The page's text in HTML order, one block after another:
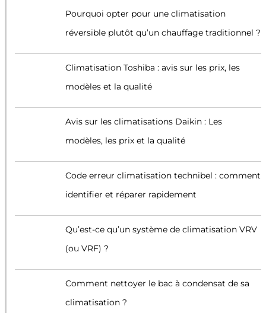
Pourquoi opter pour une climatisation
réversible plutôt qu’un chauffage traditionnel ?
Climatisation Toshiba : avis sur les prix, les
modèles et la qualité
Avis sur les climatisations Daikin : Les
modèles, les prix et la qualité
Code erreur climatisation technibel : comment
identifier et réparer rapidement
Qu’est-ce qu’un système de climatisation VRV
(ou VRF) ?
Comment nettoyer le bac à condensat de sa
climatisation ?